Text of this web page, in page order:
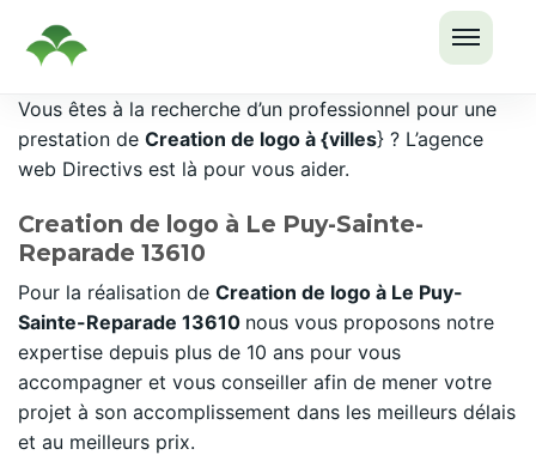
LE
Passer
au
contenu
Vous êtes à la recherche d’un professionnel pour une
prestation de Creation de logo à {villes} ? L’agence
web Directivs est là pour vous aider.
Creation de logo à Le Puy-Sainte-
Reparade 13610
Pour la réalisation de Creation de logo à Le Puy-
Sainte-Reparade 13610 nous vous proposons notre
expertise depuis plus de 10 ans pour vous
accompagner et vous conseiller afin de mener votre
projet à son accomplissement dans les meilleurs délais
et au meilleurs prix.